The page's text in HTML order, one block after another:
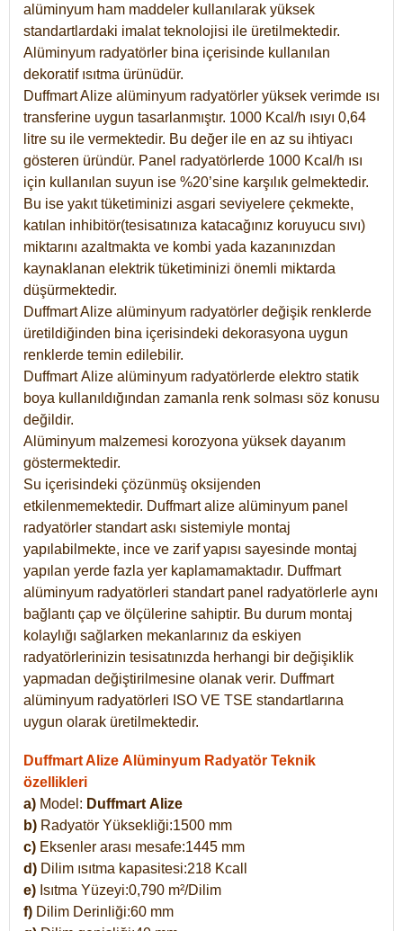
alüminyum ham maddeler kullanılarak yüksek
standartlardaki imalat teknolojisi ile üretilmektedir.
Alüminyum radyatörler bina içerisinde kullanılan
dekoratif ısıtma ürünüdür.
Duffmart Alize alüminyum radyatörler yüksek verimde ısı
transferine uygun tasarlanmıştır. 1000 Kcal/h ısıyı 0,64
litre su ile vermektedir. Bu değer ile en az su ihtiyacı
gösteren üründür. Panel radyatörlerde 1000 Kcal/h ısı
için kullanılan suyun ise %20’sine karşılık gelmektedir.
Bu ise yakıt tüketiminizi asgari seviyelere çekmekte,
katılan inhibitör(tesisatınıza katacağınız koruyucu sıvı)
miktarını azaltmakta ve kombi yada kazanınızdan
kaynaklanan elektrik tüketiminizi önemli miktarda
düşürmektedir.
Duffmart Alize alüminyum radyatörler değişik renklerde
üretildiğinden bina içerisindeki dekorasyona uygun
renklerde temin edilebilir.
DuffmartAlize alüminyum radyatörlerde elektro statik
boya kullanıldığından zamanla renk solması söz konusu
değildir.
Alüminyum malzemesi korozyona yüksek dayanım
göstermektedir.
Su içerisindeki çözünmüş oksijenden
etkilenmemektedir. Duffmart alize alüminyum panel
radyatörler standart askı sistemiyle montaj
yapılabilmekte, ince ve zarif yapısı sayesinde montaj
yapılan yerde fazla yer kaplamamaktadır. Duffmart
alüminyum radyatörleri standart panel radyatörlerle aynı
bağlantı çap ve ölçülerine sahiptir. Bu durum montaj
kolaylığı sağlarken mekanlarınız da eskiyen
radyatörlerinizin tesisatınızda herhangi bir değişiklik
yapmadan değiştirilmesine olanak verir. Duffmart
alüminyum radyatörleri ISO VE TSE standartlarına
uygun olarak üretilmektedir.
Duffmart Alize Alüminyum Radyatör Teknik
özellikleri
a) Model: Duffmart Alize
b) Radyatör Yüksekliği:1500 mm
c) Eksenler arası mesafe:1445 mm
d) Dilim ısıtma kapasitesi:218 Kcall
e) Isıtma Yüzeyi:0,790 m²/Dilim
f) Dilim Derinliği:60 mm